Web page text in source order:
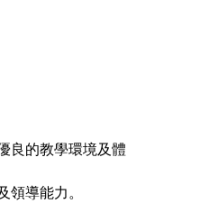
良的教學環境及體
導能力。